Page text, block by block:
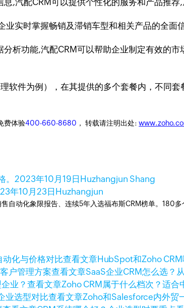
,汽配CRM可以提供个性化的服务和产品推荐,
实时掌握畅销及滞销车型和相关产品的全面
析功能,汽配CRM可以帮助企业制定有效的
理软件为例），在其提供的多个套餐内，不同
费体验400-660-8680 ， 转载请注明出处:
。2023年10月19日 Huzhangjun Shang
年10月23日 Huzhangjun
自动化象限报告、连续5年入选福布斯CRM榜单。180
查看文章HubSpot和Zoho
查看文章SaaS企业CRM怎么选？
查看文章Zoho CRM属于什么档次？适合
查看文章Zoho和Salesforce内外贸